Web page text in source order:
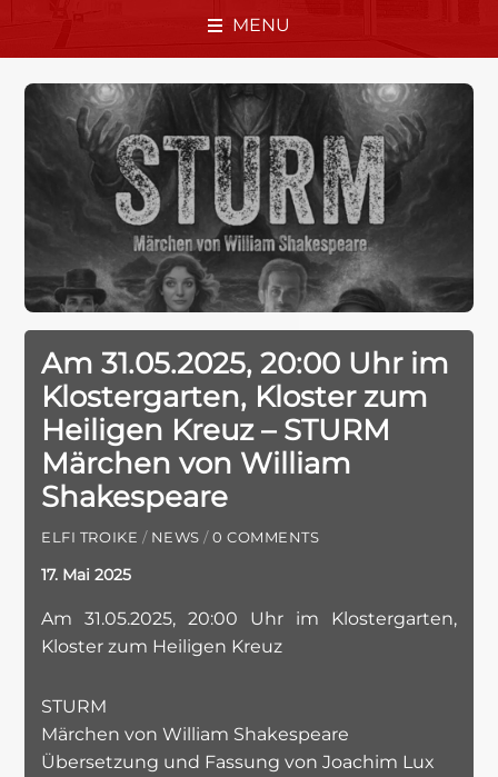
MENU
Am 31.05.2025, 20:00 Uhr im
Klostergarten, Kloster zum
Heiligen Kreuz – STURM
Märchen von William
Shakespeare
ELFI TROIKE / NEWS / 0 COMMENTS
17. Mai 2025
Am 31.05.2025, 20:00 Uhr im Klostergarten,
Kloster zum Heiligen Kreuz
STURM
Märchen von William Shakespeare
Übersetzung und Fassung von Joachim Lux